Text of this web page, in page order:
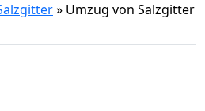
» Umzug von Salzgitter